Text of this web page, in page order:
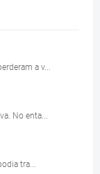
a v...
No enta...
tra...